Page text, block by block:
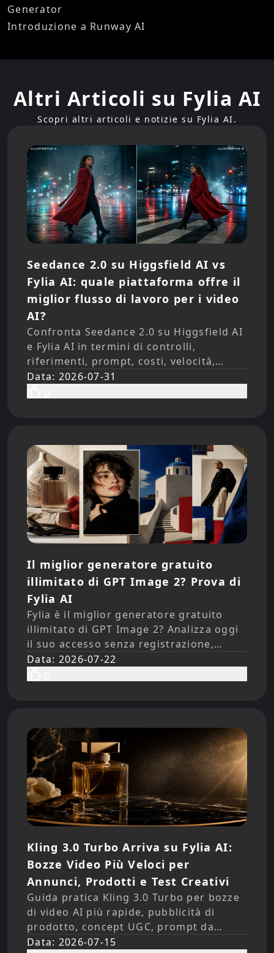
Generator
Introduzione a Runway AI
Altri Articoli su Fylia AI
Scopri altri articoli e notizie su Fylia AI.
Seedance 2.0 su Higgsfield AI vs
Fylia AI: quale piattaforma offre il
miglior flusso di lavoro per i video
AI?
Confronta Seedance 2.0 su Higgsfield AI
e Fylia AI in termini di controlli,
riferimenti, prompt, costi, velocità,
coerenza, esportazioni e flussi di lavoro
Data: 2026-07-31
Il miglior generatore gratuito
illimitato di GPT Image 2? Prova di
Fylia AI
Fylia è il miglior generatore gratuito
illimitato di GPT Image 2? Analizza oggi
il suo accesso senza registrazione,
l’editing delle immagini, i test dei
Data: 2026-07-22
Kling 3.0 Turbo Arriva su Fylia AI:
Bozze Video Più Veloci per
Annunci, Prodotti e Test Creativi
Guida pratica Kling 3.0 Turbo per bozze
di video AI più rapide, pubblicità di
prodotto, concept UGC, prompt da
immagine a video, direzione audio e test
Data: 2026-07-15